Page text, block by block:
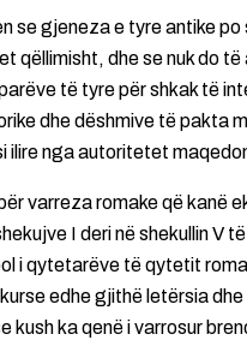
se gjeneza e tyre antike
qëllimisht, dhe se nuk do të
të tyre për shkak të
dhe dëshmive të pakta
ilire nga autoritetet
varreza romake që kanë
I deri në shekullin V
i qytetarëve të qytetit
edhe gjithë letërsia
kush ka qenë i varrosur